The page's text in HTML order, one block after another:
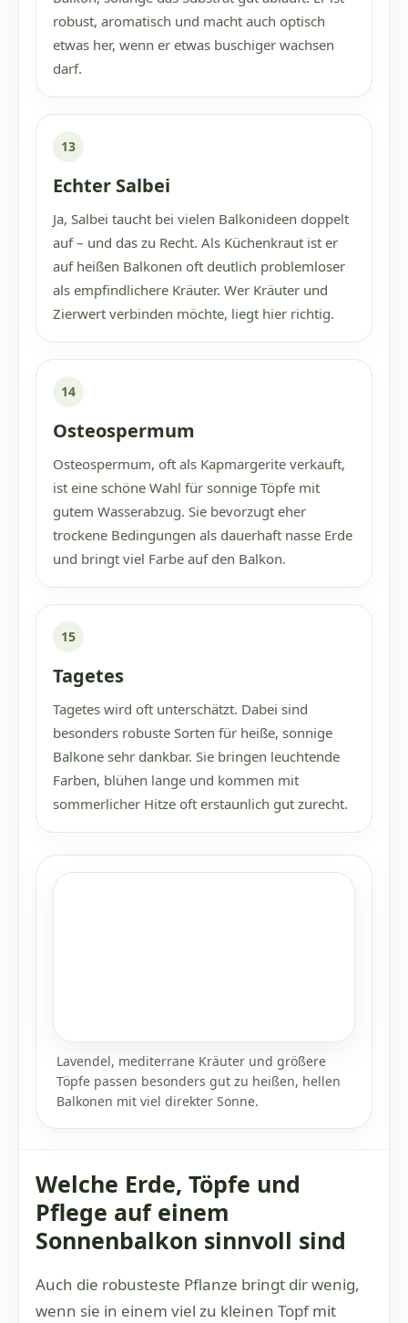
robust, aromatisch und macht auch optisch
etwas her, wenn er etwas buschiger wachsen
darf.
13
Echter Salbei
Ja, Salbei taucht bei vielen Balkonideen doppelt
auf – und das zu Recht. Als Küchenkraut ist er
auf heißen Balkonen oft deutlich problemloser
als empfindlichere Kräuter. Wer Kräuter und
Zierwert verbinden möchte, liegt hier richtig.
14
Osteospermum
Osteospermum, oft als Kapmargerite verkauft,
ist eine schöne Wahl für sonnige Töpfe mit
gutem Wasserabzug. Sie bevorzugt eher
trockene Bedingungen als dauerhaft nasse Erde
und bringt viel Farbe auf den Balkon.
15
Tagetes
Tagetes wird oft unterschätzt. Dabei sind
besonders robuste Sorten für heiße, sonnige
Balkone sehr dankbar. Sie bringen leuchtende
Farben, blühen lange und kommen mit
sommerlicher Hitze oft erstaunlich gut zurecht.
Lavendel, mediterrane Kräuter und größere
Töpfe passen besonders gut zu heißen, hellen
Balkonen mit viel direkter Sonne.
Welche Erde, Töpfe und
Pflege auf einem
Sonnenbalkon sinnvoll sind
Auch die robusteste Pflanze bringt dir wenig,
wenn sie in einem viel zu kleinen Topf mit